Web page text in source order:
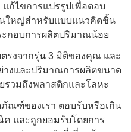
แก้ไขการแปรรูปเพื่อตอบ
ใหญ่สําหรับแบบแนวคิดชิ้น
กอบการผลิตปริมาณน้อย
รงจากรุ่น 3 มิติของคุณ และ
างและปริมาณการผลิตขนาด
รวมถึงพลาสติกและโลหะ
ณฑ์ของเรา ตอบรับหรือเกิน
ค และถูกยอมรับโดยการ